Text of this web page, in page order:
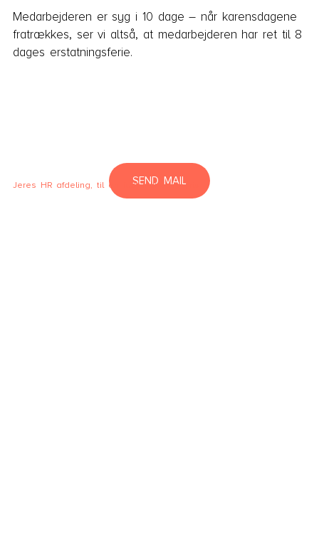
SEND MAIL
Medarbejderen er syg i 10 dage – når karensdagene
fratrækkes, ser vi altså, at medarbejderen har ret til 8
dages erstatningsferie.
Jeres HR afdeling, til en fast månedlig pris